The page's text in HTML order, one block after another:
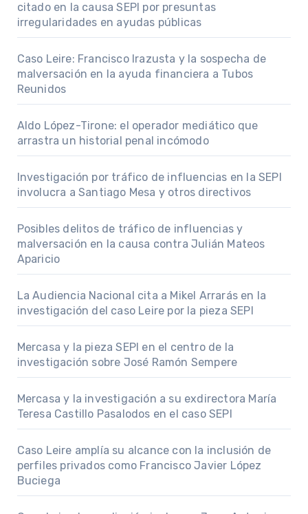
citado en la causa SEPI por presuntas
irregularidades en ayudas públicas
Caso Leire: Francisco Irazusta y la sospecha de
malversación en la ayuda financiera a Tubos
Reunidos
Aldo López-Tirone: el operador mediático que
arrastra un historial penal incómodo
Investigación por tráfico de influencias en la SEPI
involucra a Santiago Mesa y otros directivos
Posibles delitos de tráfico de influencias y
malversación en la causa contra Julián Mateos
Aparicio
La Audiencia Nacional cita a Mikel Arrarás en la
investigación del caso Leire por la pieza SEPI
Mercasa y la pieza SEPI en el centro de la
investigación sobre José Ramón Sempere
Mercasa y la investigación a su exdirectora María
Teresa Castillo Pasalodos en el caso SEPI
Caso Leire amplía su alcance con la inclusión de
perfiles privados como Francisco Javier López
Buciega